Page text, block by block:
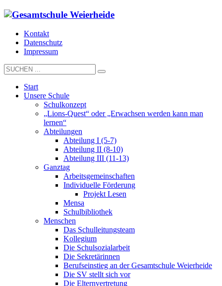
Kontakt
Datenschutz
Impressum
Start
Unsere Schule
Schulkonzept
„Lions-Quest“ oder „Erwachsen werden kann man
lernen“
Abteilungen
Abteilung I (5-7)
Abteilung II (8-10)
Abteilung III (11-13)
Ganztag
Arbeitsgemeinschaften
Individuelle Förderung
Projekt Lesen
Mensa
Schulbibliothek
Menschen
Das Schulleitungsteam
Kollegium
Die Schulsozialarbeit
Die Sekretärinnen
Berufseinstieg an der Gesamtschule Weierheide
Die SV stellt sich vor
Die Elternvertretung